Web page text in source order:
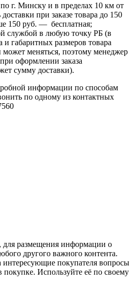
г. Минску и в пределах 10 км от
при заказе товара до 150
150 руб. — бесплатная;
службой в любую точку РБ (в
и габаритных размеров товара
может меняться, поэтому менеджер
оформлении заказа
сумму доставки).
информации по способам
по одному из контактных
для размещения информации о
другого важного контента.
покупателя вопросы
покупке. Используйте её по своему